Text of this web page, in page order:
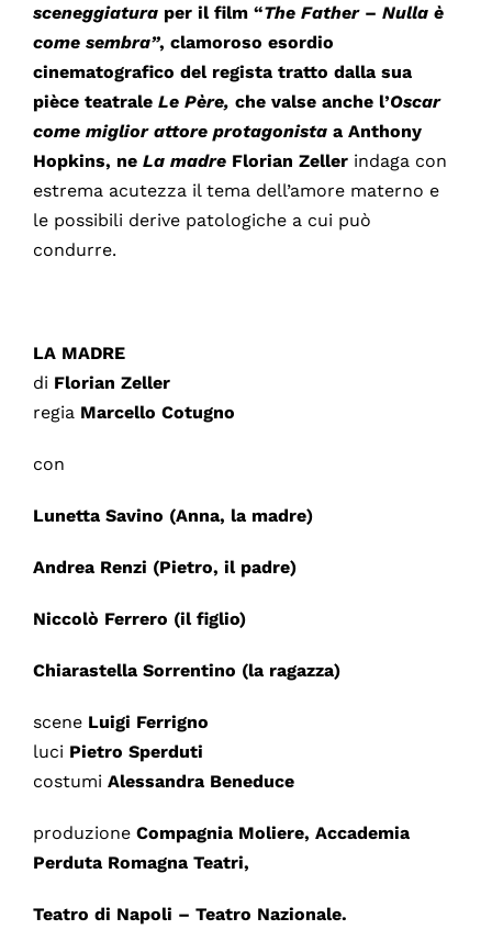
sceneggiatura per il film “The Father– Nulla è
come sembra”, clamoroso esordio
cinematografico del regista tratto dalla sua
pièce teatrale Le Père, che valse anche l’Oscar
come miglior attore protagonistaa Anthony
Hopkins, ne La madreFlorian Zeller indaga con
estrema acutezza il tema dell’amore materno e
le possibili derive patologiche a cui può
condurre.
LA MADRE
di Florian Zeller
regia Marcello Cotugno
con
Lunetta Savino (Anna, la madre)
Andrea Renzi (Pietro, il padre)
Niccolò Ferrero (il figlio)
Chiarastella Sorrentino (la ragazza)
scene Luigi Ferrigno
luci Pietro Sperduti
costumi Alessandra Beneduce
produzione Compagnia Moliere, Accademia
Perduta Romagna Teatri,
Teatro di Napoli – Teatro Nazionale.